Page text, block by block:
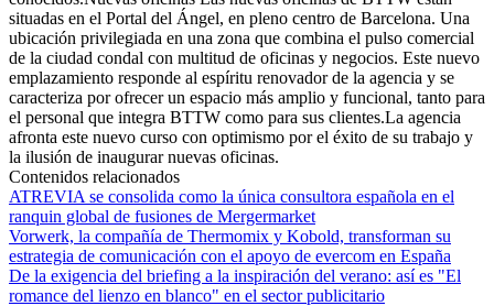
situadas en el Portal del Ángel, en pleno centro de Barcelona. Una
ubicación privilegiada en una zona que combina el pulso comercial
de la ciudad condal con multitud de oficinas y negocios. Este nuevo
emplazamiento responde al espíritu renovador de la agencia y se
caracteriza por ofrecer un espacio más amplio y funcional, tanto para
el personal que integra BTTW como para sus clientes.La agencia
afronta este nuevo curso con optimismo por el éxito de su trabajo y
la ilusión de inaugurar nuevas oficinas.
Contenidos relacionados
ATREVIA se consolida como la única consultora española en el
ranquin global de fusiones de Mergermarket
Vorwerk, la compañía de Thermomix y Kobold, transforman su
estrategia de comunicación con el apoyo de evercom en España
De la exigencia del briefing a la inspiración del verano: así es "El
romance del lienzo en blanco" en el sector publicitario